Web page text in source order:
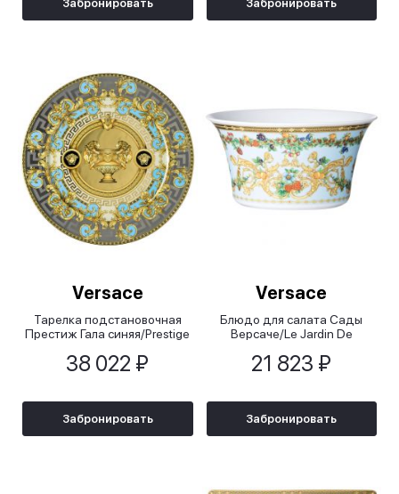
Забронировать Забронировать
Versace
Тарелка подстановочная
Престиж Гала синяя/Prestige
38 022 ₽
Забронировать
Versace
Блюдо для салата Сады
Версаче/Le Jardin De
21 823 ₽
Забронировать